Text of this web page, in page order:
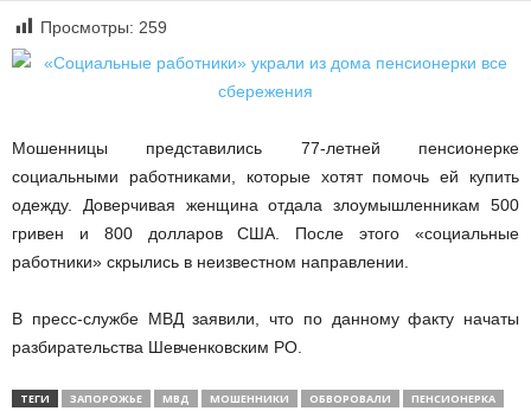
Просмотры: 259
Мошенницы представились 77-летней пенсионерке
социальными работниками, которые хотят помочь ей купить
одежду. Доверчивая женщина отдала злоумышленникам 500
гривен и 800 долларов США. После этого «социальные
работники» скрылись в неизвестном направлении.
В пресс-службе МВД заявили, что по данному факту начаты
разбирательства Шевченковским РО.
ТЕГИ ЗАПОРОЖЬЕ МВД МОШЕННИКИ ОБВОРОВАЛИ
ПЕНСИОНЕРКА